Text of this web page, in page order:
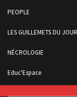
PEOPLE
LES GUILLEMETS DU JOUR
NÉCROLOGIE
Educ'Espace